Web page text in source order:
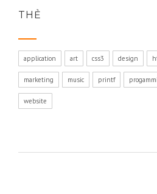
THẺ
application art css3 design
marketing music printf
website